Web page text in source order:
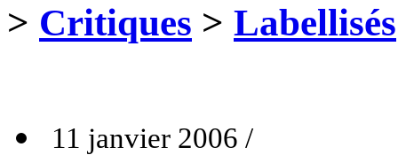
> Critiques > Labellisés
11 janvier 2006 /